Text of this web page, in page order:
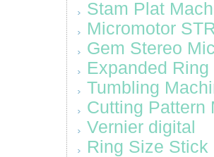
Stam Plat
Micromotor
Gem Stereo
Expanded
Tumbling
Cutting Pattern
Vernier digital
Ring Size Stick